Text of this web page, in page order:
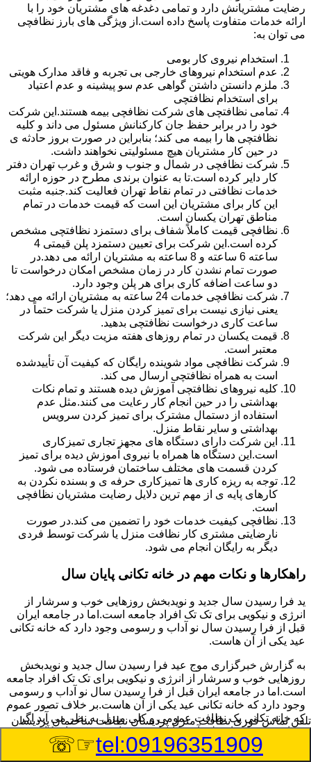
رضایت مشتریانش دارد و تمامی دغدغه های مشتریان خود را با
ارائه خدمات متفاوت پاسخ داده است.از ویژگی های بارز نظافچی
می توان به:
استخدام نیروی کار بومی
عدم استخدام نیروهای خارجی بی تجربه و فاقد مدارک هویتی
ملزم دانستن داشتن گواهی عدم سو پیشینه و عدم اعتیاد
برای استخدام نظافتچی
تمامی نظافتچی های شرکت نظافچی بیمه هستند.این شرکت
خود را در برابر حفظ جان کارکنانش مسئول می داند و کلیه
نظافتچی ها را بیمه می کند؛ بنابراین در صورت بروز حادثه ی
در حین کار مشتریان هیچ مسئولیتی نخواهند داشت.
شرکت نظافچی در شمال و جنوب و شرق و غرب تهران دفتر
کار دایر کرده است.تا به عنوان برندی مطرح در حوزه ارائه
خدمات نظافتی در تمام نقاط تهران فعالیت کند.جنبه مثبت
این کار برای مشتریان این است که قیمت خدمات در تمام
مناطق تهران یکسان است.
نظافچی قیمت کاملاً شفاف برای دستمزد نظافتچی مشخص
کرده است.این شرکت برای تعیین دستمزد پلن قیمتی 4
ساعته 6 ساعته و 8 ساعته به مشتریان ارائه می دهد.در
صورت تمام نشدن کار در زمان مشخص امکان درخواست تا
دو ساعت اضافه کاری برای هر پلن وجود دارد.
شرکت نظافچی خدمات 24 ساعته به مشتریان ارائه می دهد؛
یعنی نیازی نیست برای تمیز کردن منزل یا شرکت حتماً در
ساعت کاری درخواست نظافتچی بدهید.
قیمت یکسان در تمام روزهای هفته مزیت دیگر این شرکت
معتبر است.
شرکت نظافچی مواد شوینده رایگان که کیفیت آن تأییدشده
است به همراه نظافتچی ارسال می کند.
کلیه نیروهای نظافتچی آموزش دیده هستند و تمام نکات
بهداشتی را در حین انجام کار رعایت می کنند.مثل عدم
استفاده از دستمال مشترک برای تمیز کردن سرویس
بهداشتی و سایر نقاط منزل.
این شرکت دارای دستگاه های مجهز تجاری تمیزکاری
است.این دستگاه ها همراه با نیروی آموزش دیده برای تمیز
کردن قسمت های مختلف ساختمان فرستاده می شود.
توجه به ریزه کاری ها تمیزکاری حرفه ی و بسنده نکردن به
کارهای پایه ی از مهم ترین دلایل رضایت مشتریان نظافچی
است.
نظافچی کیفیت خدمات خود را تضمین می کند.در صورت
نارضایتی مشتری کار نظافت منزل یا شرکت توسط فردی
دیگر به رایگان انجام می شود.
راهکارها و نکات مهم در خانه تکانی پایان سال
ید فرا رسیدن سال جدید و نویدبخش روزهایی خوب و سرشار از
انرژی و نیکویی برای تک تک افراد جامعه است.اما در جامعه ایران
قبل از فرا رسیدن سال نو آداب و رسومی وجود دارد که خانه تکانی
عید یکی از آن هاست.
به گزارش خبرگزاری موج عید فرا رسیدن سال جدید و نویدبخش
روزهایی خوب و سرشار از انرژی و نیکویی برای تک تک افراد جامعه
است.اما در جامعه ایران قبل از فرا رسیدن سال نو آداب و رسومی
وجود دارد که خانه تکانی عید یکی از آن هاست.بر خلاف تصور عموم
که خانه تکانی یک نظافت عمومی و کلی منزل به نظر می آید اگر
بخواهیم به طور اصولی آن را انجام دهیم باید به برخی از نکات توجه
بیشتر داشته باشیم.
تلفن تماس فورینظافت منزل پردیسان نظافت ساختمان پردیسان
tel:09196351909
☞☏